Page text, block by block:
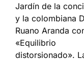
Jardín de la
y la colombiana
Ruano Aranda
«Equilibrio
distorsionado».